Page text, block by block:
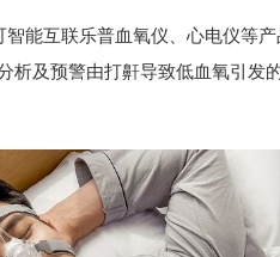
互联乐普血氧仪、心电仪等产
析及预警由打鼾导致低血氧引发